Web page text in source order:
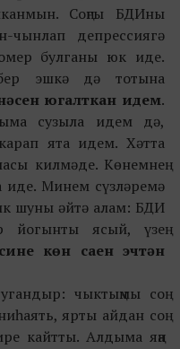
Соңгы БДИны
депрессиягә
булганы юк иде.
эшкә дә тотына
югалткан идем.
сузыла идем дә,
ята идем. Хәтта
килмәде. Көнемнең
иде. Минем сүзләремә
шуны әйтә алам: БДИ
йогынты ясый, үзең
көн саен эчтән
чыктыңмы соң
ярты айдан соң
кайтты. Алдыма яңа